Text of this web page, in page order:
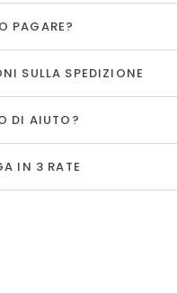
PAGARE?
SULLA SPEDIZIONE
DI AIUTO?
IN 3 RATE